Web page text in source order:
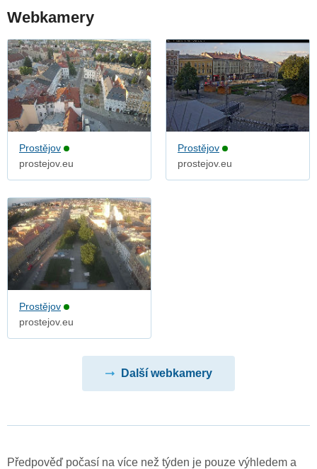
Webkamery
Prostějov
prostejov.eu
Prostějov
prostejov.eu
Prostějov
prostejov.eu
Další webkamery
Předpověď počasí na více než týden je pouze výhledem a